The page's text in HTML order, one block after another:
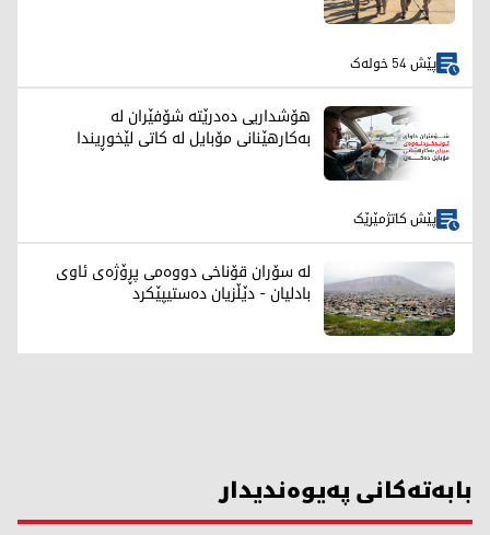
پێش 54 خولەک
هۆشداریی دەدرێتە شۆفێران لە
بەکارهێنانی مۆبایل لە کاتی لێخوڕیندا
پێش کاتژمێرێک
لە سۆران قۆناخی دووەمی پڕۆژەی ئاوی
بادلیان - دێڵزیان دەستیپێکرد
بابەتەکانی پەیوەندیدار